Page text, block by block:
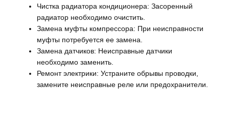
Чистка радиатора кондиционера: Засоренный
радиатор необходимо очистить.
Замена муфты компрессора: При неисправности
муфты потребуется ее замена.
Замена датчиков: Неисправные датчики
необходимо заменить.
Ремонт электрики: Устраните обрывы проводки,
замените неисправные реле или предохранители.